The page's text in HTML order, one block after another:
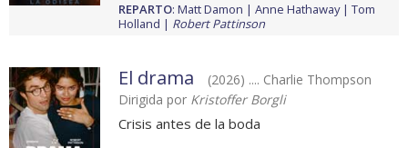
REPARTO: Matt Damon Anne Hathaway
Tom
Holland
Robert Pattinson
El drama
(2026) .... Charlie Thompson
Dirigida por Kristoffer Borgli
Crisis antes de la boda